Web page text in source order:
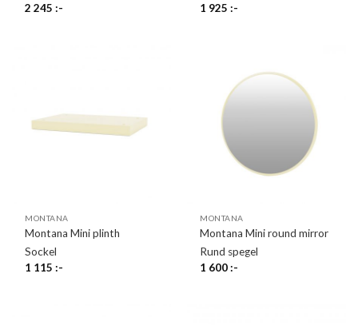
2 245:-
1 925:-
MONTANA
Montana Mini plinth
Sockel
1 115:-
MONTANA
Montana Mini round mirror
Rund spegel
1 600:-